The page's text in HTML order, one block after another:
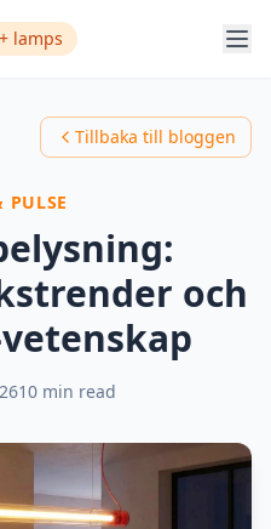
lamps
Tillbaka till bloggen
PULSE
och
10 min read